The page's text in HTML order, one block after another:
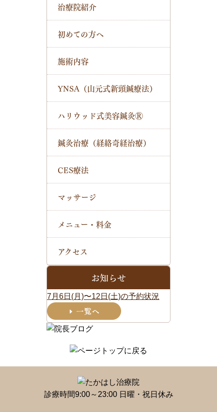
治療院紹介
初めての方へ
施術内容
YNSA（山元式新頭鍼療法）
ハリウッド式美容鍼灸Ⓡ
鍼灸治療（経絡奇経治療）
CES療法
マッサージ
メニュー・料金
アクセス
お知らせ
7月6日(月)〜12日(土)の予約状況
診療時間9:00～23:00 日曜・祝日休み